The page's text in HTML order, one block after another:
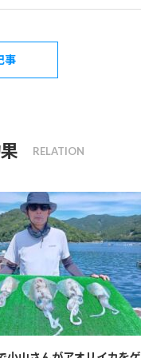
事